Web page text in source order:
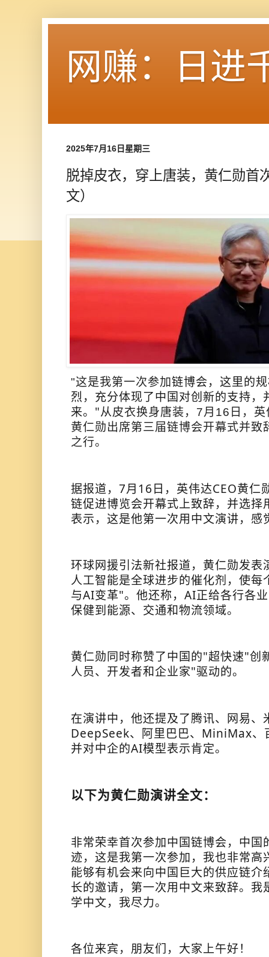
网赚：日进
2025年7月16日星期三
脱掉皮衣，穿上唐装，黄仁勋首
文）
"这是我第一次参加链博会，这里的
烈，充分体现了中国对创新的支持，
来。 "从皮衣换身唐装，7月16日，
黄仁勋出席第三届链博会开幕式并致
之行。
据报道， 7月16日，英伟达CEO黄仁
链促进博览会开幕式上致辞，并选择
表示，这是他第一次用中文演讲，感
环球网援引法新社报道，黄仁勋发
人工智能是全球进步的催化剂，使
与AI变革"。他还称，AI正给各行各
保健到能源、交通和物流领域。
黄仁勋同时称赞了中国的"超快速"创
人员、开发者和企业家"驱动的。
在演讲中，他还提及了腾讯、网易、
DeepSeek、阿里巴巴、MiniMax、
并对中企的AI模型表示肯定。
以下为黄仁勋演讲全文：
非常荣幸首次参加中国链博会，中
迹，这是我第一次参加，我也非常
能够有机会来向中国巨大的供应链
长的邀请，第一次用中文来致辞。
学中文，我尽力。
各位来宾，朋友们，大家上午好！